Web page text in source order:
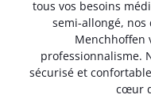
tous vos besoins
semi-allongé, nos
Menchhoffen
professionnalisme.
sécurisé et
cœur